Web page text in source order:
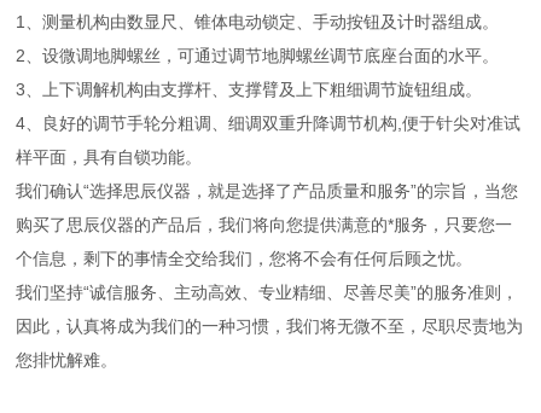
1、测量机构由数显尺、锥体电动锁定、手动按钮及计时器组成。
2、设微调地脚螺丝，可通过调节地脚螺丝调节底座台面的水平。
3、上下调解机构由支撑杆、支撑臂及上下粗细调节旋钮组成。
4、良好的调节手轮分粗调、细调双重升降调节机构,便于针尖对准试
样平面，具有自锁功能。
我们确认“选择思辰仪器，就是选择了产品质量和服务”的宗旨，当您
购买了思辰仪器的产品后，我们将向您提供满意的*服务，只要您一
个信息，剩下的事情全交给我们，您将不会有任何后顾之忧。
我们坚持“诚信服务、主动高效、专业精细、尽善尽美”的服务准则，
因此，认真将成为我们的一种习惯，我们将无微不至，尽职尽责地为
您排忧解难。